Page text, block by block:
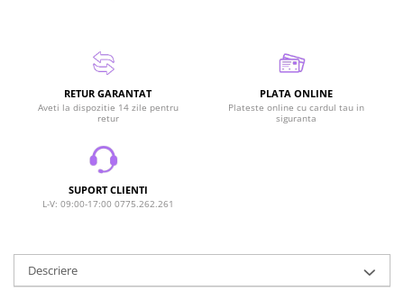
RETUR GARANTAT
Aveti la dispozitie 14 zile pentru
retur
PLATA ONLINE
Plateste online cu cardul tau in
siguranta
SUPORT CLIENTI
L-V: 09:00-17:00 0775.262.261
Descriere